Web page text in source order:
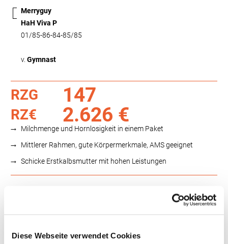
Diese Webseite verwendet Cookies
Merryguy
HaH Viva P
01/85-86-84-85/85
v. Gymnast
RZG 147
RZ€ 2.626 €
Milchmenge und Hornlosigkeit in einem Paket
Mittlerer Rahmen, gute Körpermerkmale, AMS geeignet
Schicke Erstkalbsmutter mit hohen Leistungen
RZS